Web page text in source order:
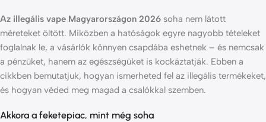
Az illegális vape Magyarországon 2026 soha nem látott
méreteket öltött. Miközben a hatóságok egyre nagyobb tételeket
foglalnak le, a vásárlók könnyen csapdába eshetnek – és nemcsak
a pénzüket, hanem az egészségüket is kockáztatják. Ebben a
cikkben bemutatjuk, hogyan ismerheted fel az illegális termékeket,
és hogyan véded meg magad a csalókkal szemben.
Akkora a feketepiac, mint még soha